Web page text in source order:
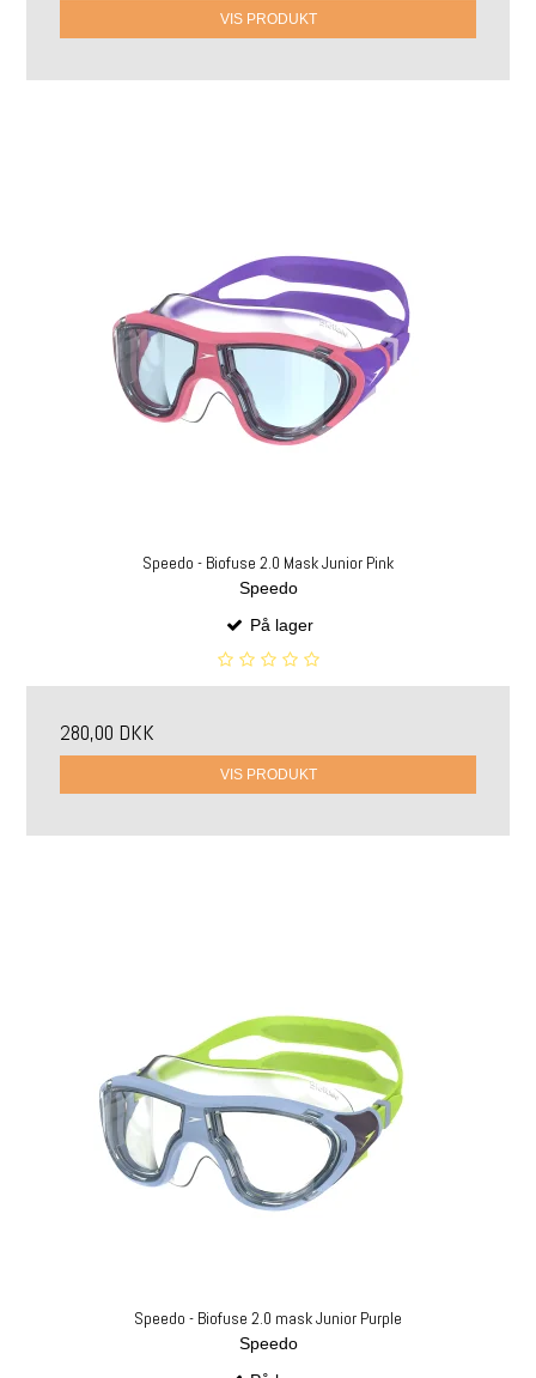
VIS PRODUKT
Speedo - Biofuse 2.0 Mask Junior Pink
Speedo
På lager
280,00 DKK
VIS PRODUKT
Speedo - Biofuse 2.0 mask Junior Purple
Speedo